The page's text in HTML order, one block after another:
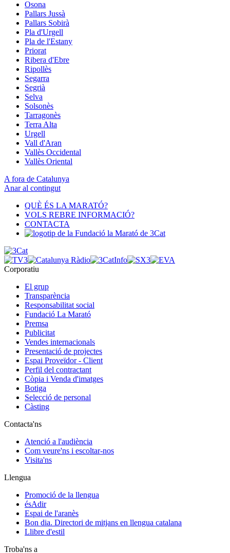
Osona
Pallars Jussà
Pallars Sobirà
Pla d'Urgell
Pla de l'Estany
Priorat
Ribera d'Ebre
Ripollès
Segarra
Segrià
Selva
Solsonès
Tarragonès
Terra Alta
Urgell
Vall d'Aran
Vallès Occidental
Vallès Oriental
A fora de Catalunya
Anar al contingut
QUÈ ÉS LA MARATÓ?
VOLS REBRE INFORMACIÓ?
CONTACTA
Corporatiu
El grup
Transparència
Responsabilitat social
Fundació La Marató
Premsa
Publicitat
Vendes internacionals
Presentació de projectes
Espai Proveïdor - Client
Perfil del contractant
Còpia i Venda d'imatges
Botiga
Selecció de personal
Càsting
Contacta'ns
Atenció a l'audiència
Com veure'ns i escoltar-nos
Visita'ns
Llengua
Promoció de la llengua
ésAdir
Espai de l'aranès
Bon dia. Directori de mitjans en llengua catalana
Llibre d'estil
Troba'ns a